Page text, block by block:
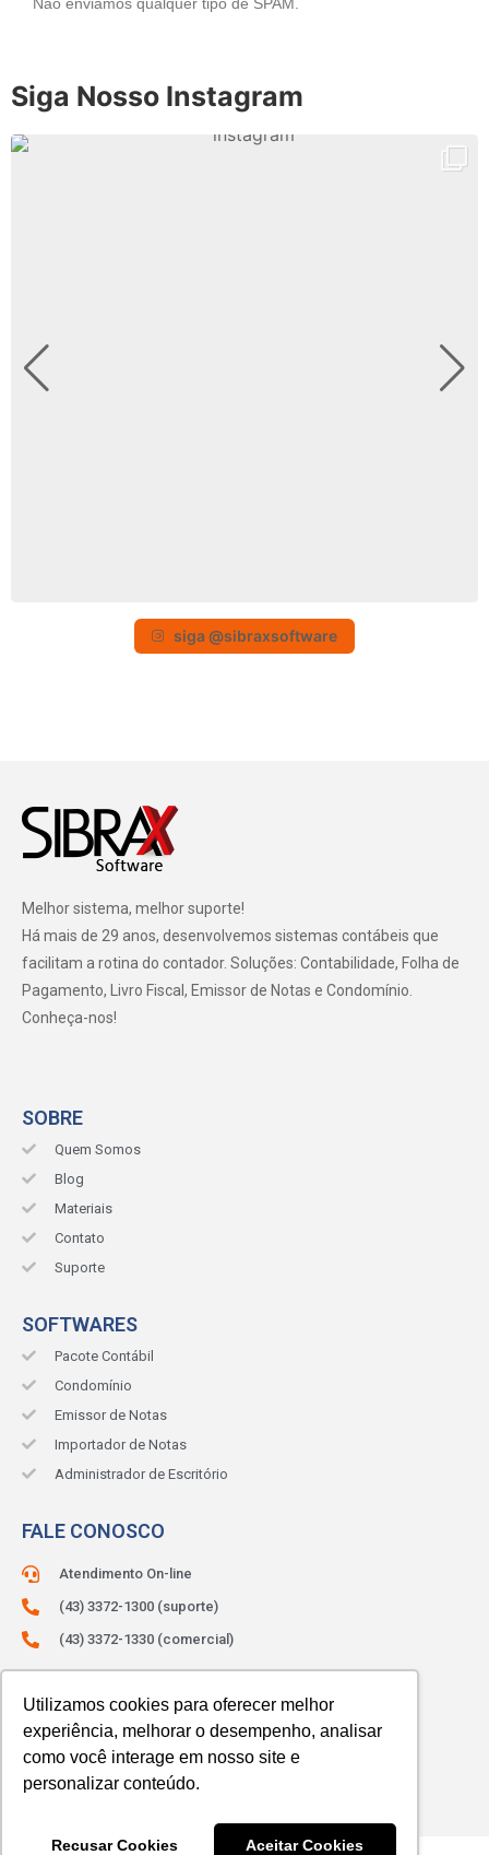
Utilizamos cookies para oferecer melhor
experiência, melhorar o desempenho, analisar
como você interage em nosso site e
personalizar conteúdo.
Recusar Cookies Aceitar Cookies
Siga Nosso Instagram
siga @sibraxsoftware
Melhor sistema, melhor suporte!
Há mais de 29 anos, desenvolvemos sistemas contábeis que
facilitam a rotina do contador. Soluções: Contabilidade, Folha de
Pagamento, Livro Fiscal, Emissor de Notas e Condomínio.
Conheça-nos!
SOBRE
Quem Somos
Blog
Materiais
Contato
Suporte
SOFTWARES
Pacote Contábil
Condomínio
Emissor de Notas
Importador de Notas
Administrador de Escritório
FALE CONOSCO
Atendimento On-line
(43) 3372-1300 (suporte)
(43) 3372-1330 (comercial)
ATENDIMENTO:Segunda à sexta.
Das 8h às 12h e das 13h às 18h.